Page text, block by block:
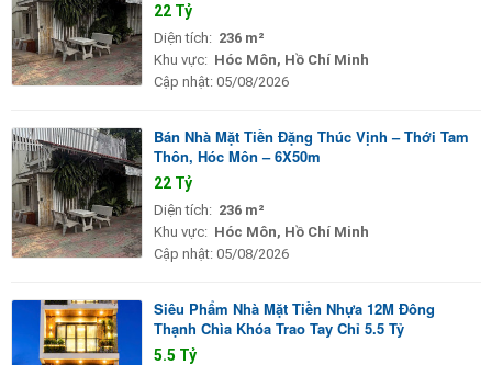
22 Tỷ
Diện tích: 236 m²
Khu vực: Hóc Môn, Hồ Chí Minh
Cập nhật: 05/08/2026
Bán Nhà Mặt Tiền Đặng Thúc Vịnh – Thới Tam
Thôn, Hóc Môn – 6X50m
22 Tỷ
Diện tích: 236 m²
Khu vực: Hóc Môn, Hồ Chí Minh
Cập nhật: 05/08/2026
Siêu Phẩm Nhà Mặt Tiền Nhựa 12M Đông
Thạnh Chìa Khóa Trao Tay Chỉ 5.5 Tỷ
5.5 Tỷ